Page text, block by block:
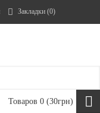
Закладки (0)
Товаров 0 (30грн)